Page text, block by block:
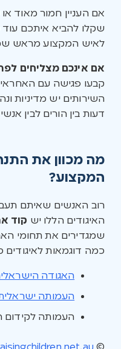
אם העניין חמור מאוד
שקלו להביא איתכם עוד
לאיש המקצוע מראש
אם אינכם מצליחים
קבעו פגישה עם
השירותים יש מדיניות
דעות בין הורים לבין
מה מכוון את
המקצוע?
רוב האנשים שאיתם
האיגודים הללו יש קוד
שמגדירים את תחומי
כמה דוגמאות לאיגודים
האגודה
העמותה ישראלית
העמותה לקידום